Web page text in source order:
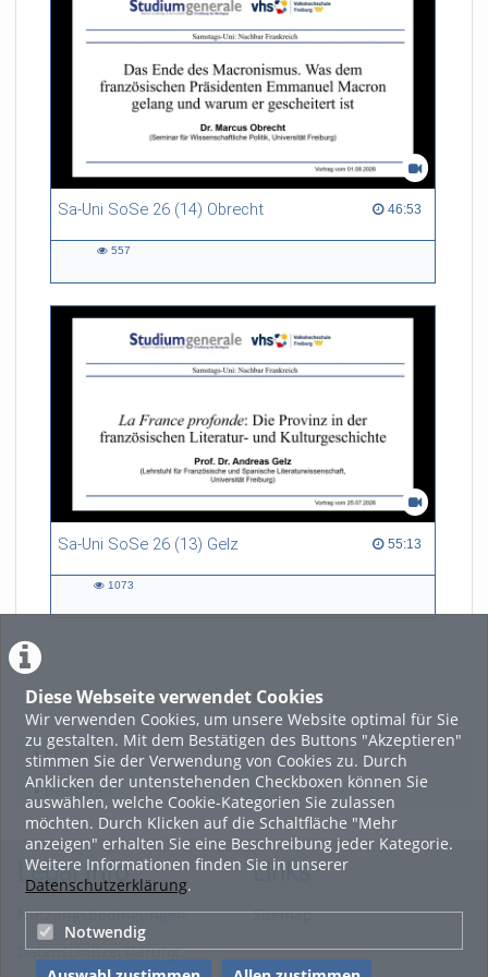
Diese Webseite verwendet Cookies
Wir verwenden Cookies, um unsere Website optimal für Sie
zu gestalten. Mit dem Bestätigen des Buttons "Akzeptieren"
stimmen Sie der Verwendung von Cookies zu. Durch
Anklicken der untenstehenden Checkboxen können Sie
auswählen, welche Cookie-Kategorien Sie zulassen
möchten. Durch Klicken auf die Schaltfläche "Mehr
anzeigen" erhalten Sie eine Beschreibung jeder Kategorie.
Weitere Informationen finden Sie in unserer
Datenschutzerklärung.
Notwendig
Sa-Uni SoSe 26 (14) Obrecht 46:53
46:53 duration
557
Sa-Uni SoSe 26 (13) Gelz 55:13
55:13 duration
1073
LADE MEHR
Featured
Beliebtheit
Legal Info
Nutzungsbedingungen
Datenschutzerklärung
Links
Sitemap